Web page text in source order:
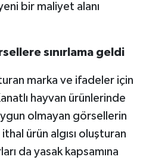
bir maliyet alanı
sınırlama geldi
marka ve ifadeler için
hayvan ürünlerinde
olmayan görsellerin
ürün algısı oluşturan
da yasak kapsamına